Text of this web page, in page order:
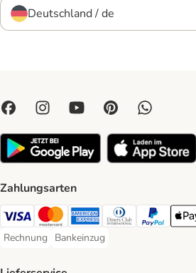
Deutschland / de
Zahlungsarten
Visa Payment Method
Mastercard Payment Method
American Express Payment
Diners Club
PayPal
Rechnung
Rechnung Payment Method
Bankeinzug
Bankeinzug Payment Method